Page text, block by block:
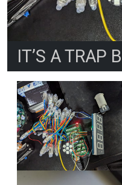
IT’S A TRAP